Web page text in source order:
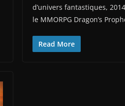
d’univers fantastiques,
le MMORPG Dragon’s
Read More